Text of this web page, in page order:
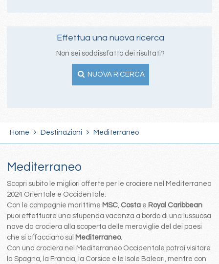
Effettua una nuova ricerca
Non sei soddissfatto dei risultati?
NUOVA RICERCA
Home Destinazioni Mediterraneo
Mediterraneo
Scopri subito le migliori offerte per le crociere nel Mediterraneo
2024 Orientale e Occidentale.
Con le compagnie marittime MSC, Costa e Royal Caribbean
puoi effettuare una stupenda vacanza a bordo di una lussuosa
nave da crociera alla scoperta delle meraviglie del dei paesi
che si affacciano sul Mediterraneo.
Con una crociera nel Mediterraneo Occidentale potrai visitare
la Spagna, la Francia, la Corsice e le Isole Baleari, mentre con